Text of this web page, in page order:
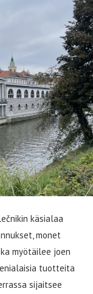
käsialaa
monet
myötäilee joen
tuotteita
sijaitsee